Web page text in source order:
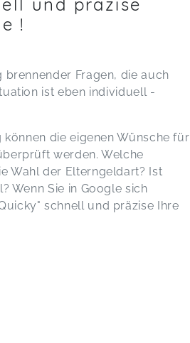
und präzise
!
Fragen, die auch
ist eben individuell -
die eigenen Wünsche für
werden. Welche
Wahl der Elterngeldart? Ist
Wenn Sie in Google sich
schnell und präzise Ihre